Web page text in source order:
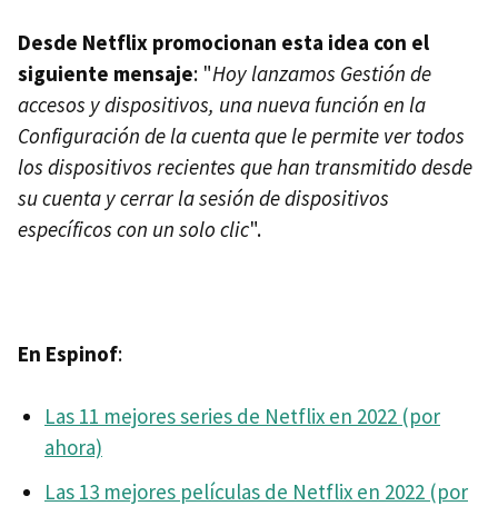
Desde Netflix promocionan esta idea con el
siguiente mensaje: "Hoy lanzamos Gestión de
accesos y dispositivos, una nueva función en la
Configuración de la cuenta que le permite ver todos
los dispositivos recientes que han transmitido desde
su cuenta y cerrar la sesión de dispositivos
específicos con un solo clic".
En Espinof:
Las 11 mejores series de Netflix en 2022 (por
ahora)
Las 13 mejores películas de Netflix en 2022 (por